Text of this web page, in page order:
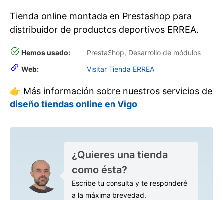
Tienda online montada en Prestashop para
distribuidor de productos deportivos ERREA.
Hemos usado:
PrestaShop, Desarrollo de módulos
Web:
Visitar Tienda ERREA
👉 Más información sobre nuestros servicios de
diseño tiendas online en Vigo
¿Quieres una tienda
como ésta?
Escribe tu consulta y te responderé
a la máxima brevedad.